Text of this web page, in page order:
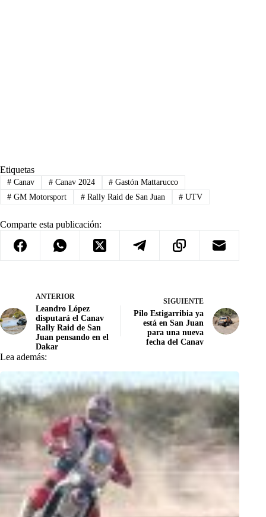
Etiquetas
#Canav #Canav 2024 # Gastón Mattarucco
#GM Motorsport #Rally Raid de San Juan # UTV
Comparte esta publicación:
ANTERIOR
Leandro López
disputará el Canav
Rally Raid de San
Juan pensando en el
Dakar
SIGUIENTE
Pilo Estigarribia ya
está en San Juan
para una nueva
fecha del Canav
Lea además: